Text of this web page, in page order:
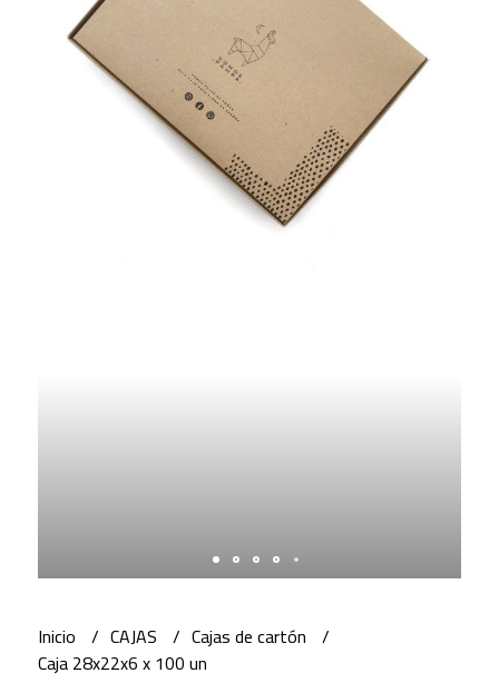
Inicio CAJAS
Cajas de cartón
Caja 28x22x6 x 100 un